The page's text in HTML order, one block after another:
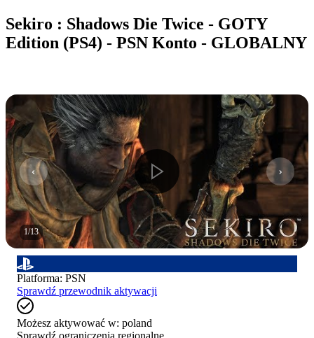
Sekiro : Shadows Die Twice - GOTY
Edition (PS4) - PSN Konto - GLOBALNY
1/13
Platforma: PSN
Sprawdź przewodnik aktywacji
Możesz aktywować w: poland
Sprawdź ograniczenia regionalne